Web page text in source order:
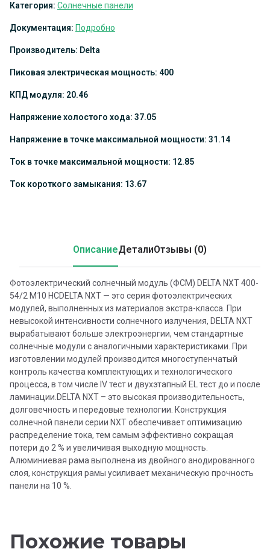
Категория: Солнечные панели
Документация: Подробно
Производитель: Delta
Пиковая электрическая мощность: 400
КПД модуля: 20.46
Напряжение холостого хода: 37.05
Напряжение в точке максимальной мощности: 31.14
Ток в точке максимальной мощности: 12.85
Ток короткого замыкания: 13.67
ОписаниеДеталиОтзывы (0)
Фотоэлектрический солнечный модуль (ФСМ) DELTA NXT 400-
54/2 M10 HCDELTA NXT — это серия фотоэлектрических
модулей, выполненных из материалов экстра-класса. При
невысокой интенсивности солнечного излучения, DELTA NXT
вырабатывают больше электроэнергии, чем стандартные
солнечные модули с аналогичными характеристиками. При
изготовлении модулей производится многоступенчатый
контроль качества комплектующих и технологического
процесса, в том числе IV тест и двухэтапный EL тест до и после
ламинации.DELTA NXT – это высокая производительность,
долговечность и передовые технологии. Конструкция
солнечной панели серии NXT обеспечивает оптимизацию
распределение тока, тем самым эффективно сокращая
потери до 2 % и увеличивая выходную мощность.
Алюминиевая рама выполнена из двойного анодированного
слоя, конструкция рамы усиливает механическую прочность
панели на 10 %.
Похожие товары